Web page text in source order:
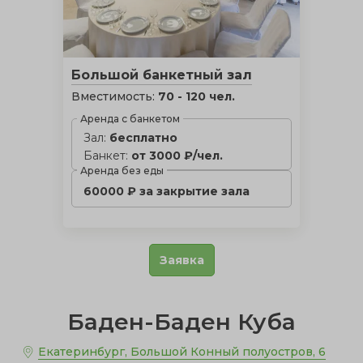
Большой банкетный зал
Вместимость: 70 - 120 чел.
Аренда с банкетом
Зал: бесплатно
Банкет: от 3000 ₽/чел.
Аренда без еды
60000 ₽ за закрытие зала
Заявка
Баден-Баден Куба
Екатеринбург, Большой Конный полуостров, 6